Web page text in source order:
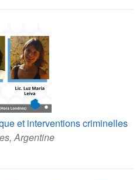
et interventions criminelles
Argentine